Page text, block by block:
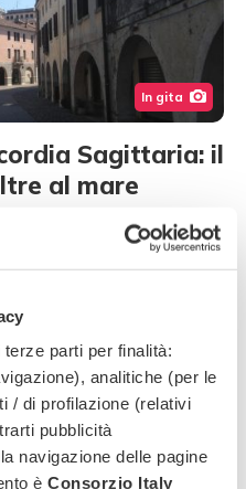
parti per finalità:
analitiche (per le
/ di profilazione (relativi
pubblicità
navigazione delle pagine
è Consorzio Italy
In gita
Sagittaria: il
al mare
pensato alla zona del
una meta perfetta per